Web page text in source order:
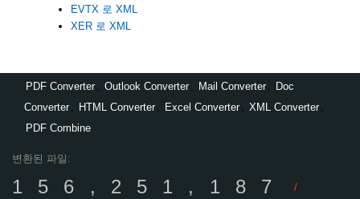
EVTX 로 XML
XER 로 XML
PDF Converter Outlook Converter Mail Converter
Doc
Converter
HTML Converter Excel Converter XML Converter
PDF Combine
변환된 파일:
156,251,187
/